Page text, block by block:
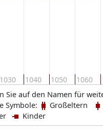
1030 1040 1050 1060
Sie auf den Namen für
Symbole:
Großeltern
Kinder